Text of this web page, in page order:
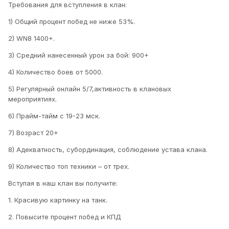
Требования для вступления в клан:
1) Общий процент побед не ниже 53%.
2) WN8 1400+.
3) Средний нанесенный урон за бой: 900+
4) Количество боев от 5000.
5) Регулярный онлайн 5/7,активность в клановых
мероприятиях.
6) Прайм-тайм с 19-23 мск.
7) Возраст 20+
8) Адекватность, субординация, соблюдение устава клана.
9) Количество топ техники – от трех.
Вступая в наш клан вы получите:
1. Красивую картинку на танк.
2. Повысите процент побед и КПД